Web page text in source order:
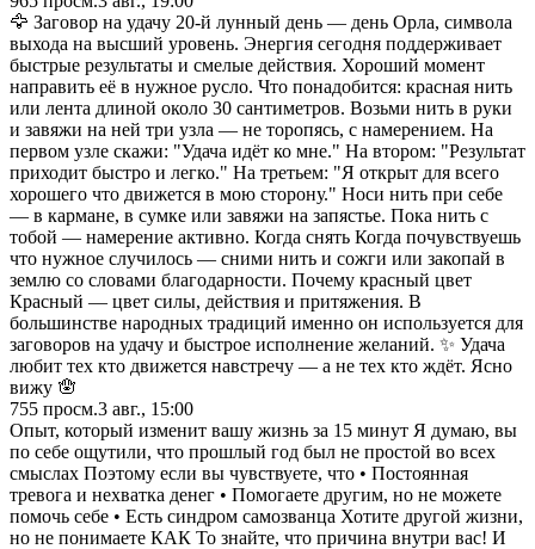
🦅 Заговор на удачу 20-й лунный день — день Орла, символа
выхода на высший уровень. Энергия сегодня поддерживает
быстрые результаты и смелые действия. Хороший момент
направить её в нужное русло. Что понадобится: красная нить
или лента длиной около 30 сантиметров. Возьми нить в руки
и завяжи на ней три узла — не торопясь, с намерением. На
первом узле скажи: "Удача идёт ко мне." На втором: "Результат
приходит быстро и легко." На третьем: "Я открыт для всего
хорошего что движется в мою сторону." Носи нить при себе
— в кармане, в сумке или завяжи на запястье. Пока нить с
тобой — намерение активно. Когда снять Когда почувствуешь
что нужное случилось — сними нить и сожги или закопай в
землю со словами благодарности. Почему красный цвет
Красный — цвет силы, действия и притяжения. В
большинстве народных традиций именно он используется для
заговоров на удачу и быстрое исполнение желаний. ✨ Удача
любит тех кто движется навстречу — а не тех кто ждёт. Ясно
вижу 🪬
755 просм.3 авг., 15:00
Опыт, который изменит вашу жизнь за 15 минут Я думаю, вы
по себе ощутили, что прошлый год был не простой во всех
смыслах Поэтому если вы чувствуете, что • Постоянная
тревога и нехватка денег • Помогаете другим, но не можете
помочь себе • Есть синдром самозванца Хотите другой жизни,
но не понимаете КАК То знайте, что причина внутри вас! И